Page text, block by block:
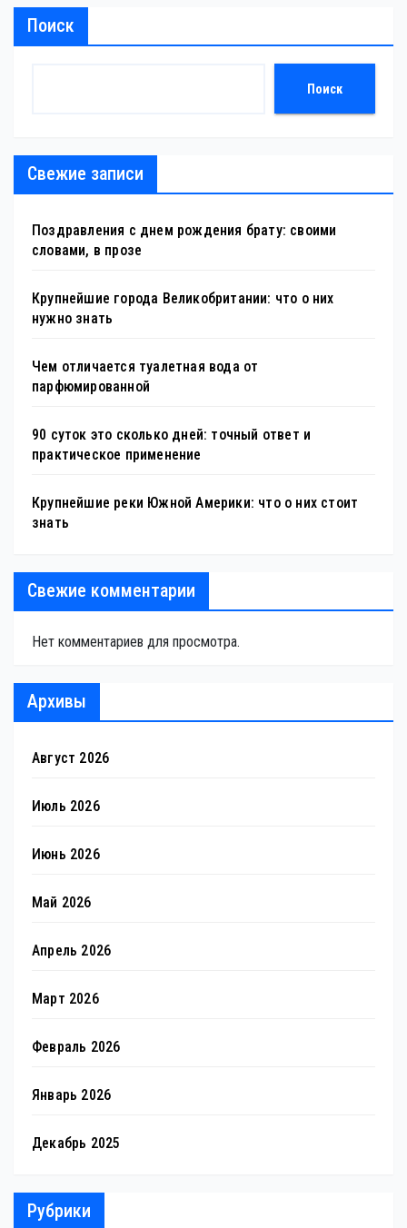
Поиск
Поиск
Свежие записи
Поздравления с днем рождения брату: своими
словами, в прозе
Крупнейшие города Великобритании: что о них
нужно знать
Чем отличается туалетная вода от
парфюмированной
90 суток это сколько дней: точный ответ и
практическое применение
Крупнейшие реки Южной Америки: что о них стоит
знать
Свежие комментарии
Нет комментариев для просмотра.
Архивы
Август 2026
Июль 2026
Июнь 2026
Май 2026
Апрель 2026
Март 2026
Февраль 2026
Январь 2026
Декабрь 2025
Рубрики